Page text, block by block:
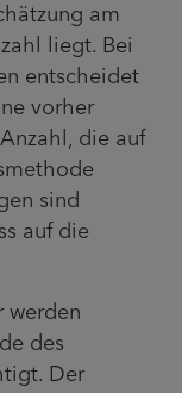
am
liegt. Bei
entscheidet
vorher
die auf
sind
auf die
werden
des
Der